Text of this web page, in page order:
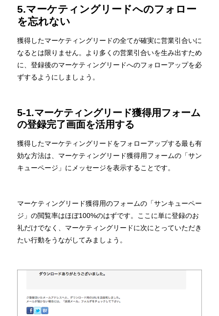
5.マーケティングリードへのフォロー
を忘れない
獲得したマーケティングリードの全てが確実に営業引合いに
なるとは限りません。より多くの営業引合いを生み出すため
に、登録後のマーケティングリードへのフォローアップを必
ずするようにしましょう。
5-1.マーケティングリード獲得用フォーム
の登録完了画面を活用する
獲得したマーケティングリードをフォローアップする最も有
効な方法は、マーケティングリード獲得用フォームの「サン
キューページ」にメッセージを表示することです。
マーケティングリード獲得用のフォームの「サンキューペー
ジ」の閲覧率はほぼ100%のはずです。ここに単に登録のお
礼だけでなく、マーケティングリードに次にとっていただき
たい行動をうながしてみましょう。